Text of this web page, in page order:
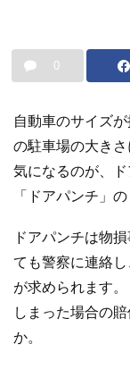
0
自動車のサイズ
の駐車場の大き
気になるのが、
「ドアパンチ」
ドアパンチは物
ても警察に連絡
が求められます
しまった場合の
か。